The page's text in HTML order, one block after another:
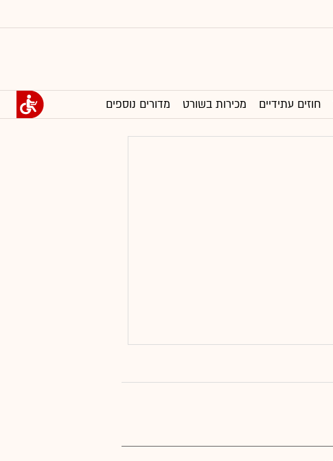
חוזים עתידיים מכירות בשורט מדורים נוספים